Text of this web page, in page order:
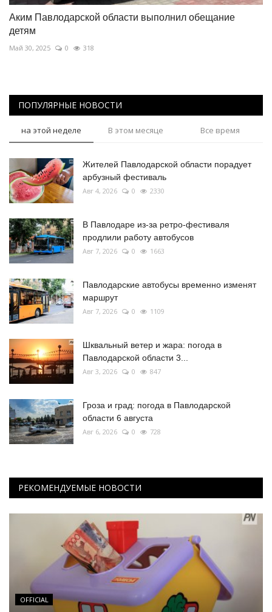
Аким Павлодарской области выполнил обещание
детям
Май 30, 2025 0 318
ПОПУЛЯРНЫЕ НОВОСТИ
на этой неделе В этом месяце Все время
Жителей Павлодарской области порадует
арбузный фестиваль
Авг 4, 2026 0 2330
В Павлодаре из-за ретро-фестиваля
продлили работу автобусов
Авг 7, 2026 0 1663
Павлодарские автобусы временно изменят
маршрут
Авг 7, 2026 0 1109
Шквальный ветер и жара: погода в
Павлодарской области 3...
Авг 3, 2026 0 847
Гроза и град: погода в Павлодарской
области 6 августа
Авг 6, 2026 0 728
РЕКОМЕНДУЕМЫЕ НОВОСТИ
OFFICIAL